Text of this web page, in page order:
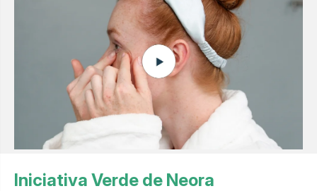
Iniciativa Verde de Neora